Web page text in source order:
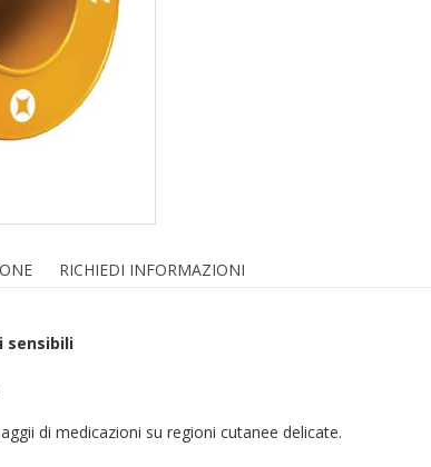
RICHIEDI INFORMAZIONI
sensibili
di medicazioni su regioni cutanee delicate.